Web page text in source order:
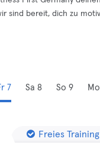
sind bereit, dich zu
7 Sa 8 So 9
Freies Training